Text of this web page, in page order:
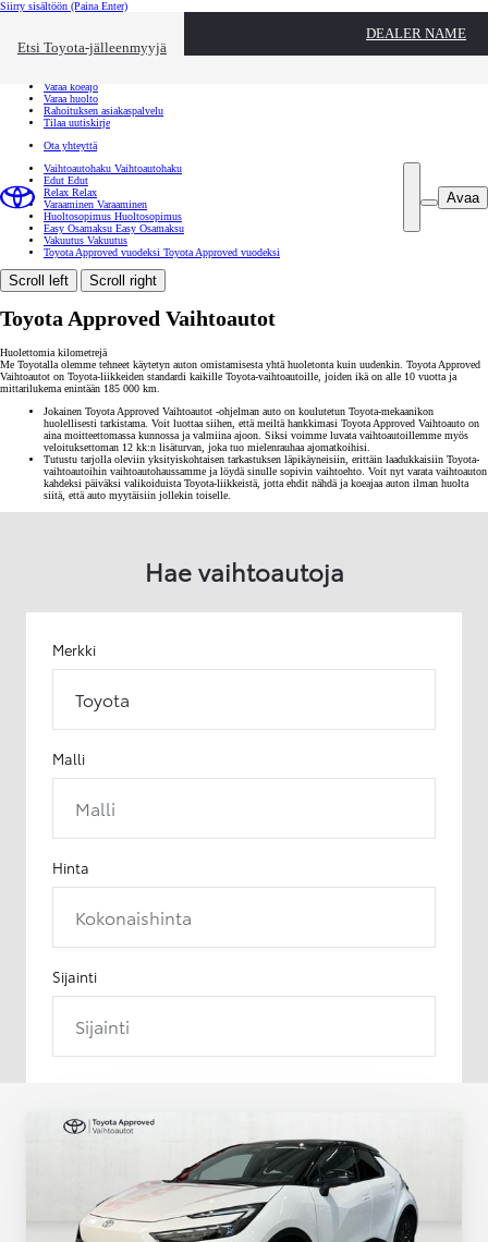
Siirry sisältöön (Paina Enter)
Etsi Toyota-jälleenmyyjä
DEALER NAME
Toyota palvelee Sulje
Varaa koeajo
Varaa huolto
Rahoituksen asiakaspalvelu
Tilaa uutiskirje
Ota yhteyttä
Avaa
Vaihtoautohaku Vaihtoautohaku
Edut Edut
Relax Relax
Varaaminen Varaaminen
Huoltosopimus Huoltosopimus
Easy Osamaksu Easy Osamaksu
Vakuutus Vakuutus
Toyota Approved vuodeksi Toyota Approved vuodeksi
Scroll left Scroll right
Toyota Approved Vaihtoautot
Huolettomia kilometrejä
Me Toyotalla olemme tehneet käytetyn auton omistamisesta yhtä huoletonta kuin uudenkin. Toyota Approved
Vaihtoautot on Toyota-liikkeiden standardi kaikille Toyota-vaihtoautoille, joiden ikä on alle 10 vuotta ja
mittarilukema enintään 185 000 km.
Jokainen Toyota Approved Vaihtoautot -ohjelman auto on koulutetun Toyota-mekaanikon
huolellisesti tarkistama. Voit luottaa siihen, että meiltä hankkimasi Toyota Approved Vaihtoauto on
aina moitteettomassa kunnossa ja valmiina ajoon. Siksi voimme luvata vaihtoautoillemme myös
veloituksettoman 12 kk:n lisäturvan, joka tuo mielenrauhaa ajomatkoihisi.
Tutustu tarjolla oleviin yksityiskohtaisen tarkastuksen läpikäyneisiin, erittäin laadukkaisiin Toyota-
vaihtoautoihin vaihtoautohaussamme ja löydä sinulle sopivin vaihtoehto. Voit nyt varata vaihtoauton
kahdeksi päiväksi valikoiduista Toyota-liikkeistä, jotta ehdit nähdä ja koeajaa auton ilman huolta
siitä, että auto myytäisiin jollekin toiselle.
Hae vaihtoautoja
Merkki
Toyota
Malli
Malli
Hinta
Kokonaishinta
Sijainti
Sijainti